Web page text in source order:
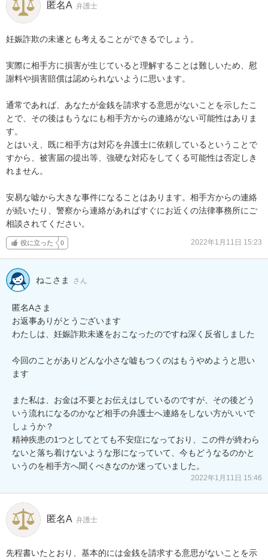
匿名A 弁護士
妊娠詐欺の未遂とも考えることができるでしょう。
実際に相手方に損害が生じていると理解することは難しいため、慰
謝料や損害賠償は認められないように思います。
通常であれば、あなたが金銭を請求する意思がないことを示したこ
とで、その後はもうなにも相手方からの連絡がない可能性はありま
す。
とはいえ、既に相手方は対応を弁護士に依頼しているということで
すから、被害届の提出等、強硬な対応をしてくる可能性は否定しき
れません。
安易な嘘から大きな事件になることはあります。相手方からの連絡
が続いたり、警察から連絡があればすぐにお近くの法律事務所にご
相談されてください。
役に立った 0 2022年1月11日 15:23
ねこさま さん
匿名Aさま
お返事ありがとうございます
わたしは、妊娠詐欺未遂をおこなったのですね深く反省しました
今回のことがありどんな小さな嘘もつくのはもうやめようと思い
ます
また私は、お金は不要とお伝えはしているのですが、その後どう
いう流れになるのかなど相手の弁護士へ連絡をしない方がいいで
しょうか？
精神疾患の1つとしてとても不安症になっており、この件が終わら
ないと落ち着けないような形になっていて、今もどうなるのかと
いうのを相手方へ聞くべきなのか迷っていました。
2022年1月11日 15:46
匿名A 弁護士
先程書いたとおり、基本的には金銭を請求する意思がないことを示